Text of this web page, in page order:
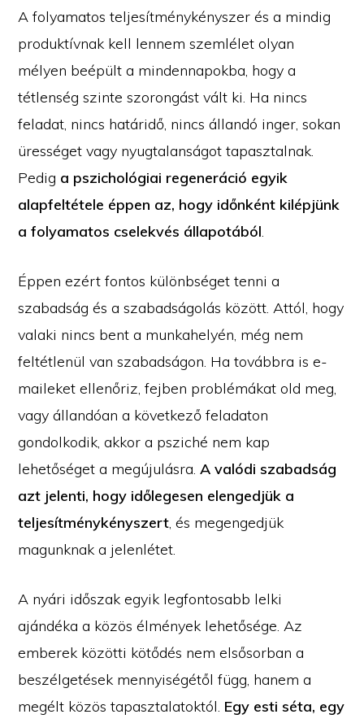
A folyamatos teljesítménykényszer és a mindig
produktívnak kell lennem szemlélet olyan
mélyen beépült a mindennapokba, hogy a
tétlenség szinte szorongást vált ki. Ha nincs
feladat, nincs határidő, nincs állandó inger, sokan
ürességet vagy nyugtalanságot tapasztalnak.
Pedig a pszichológiai regeneráció egyik
alapfeltétele éppen az, hogy időnként kilépjünk
a folyamatos cselekvés állapotából.
Éppen ezért fontos különbséget tenni a
szabadság és a szabadságolás között. Attól, hogy
valaki nincs bent a munkahelyén, még nem
feltétlenül van szabadságon. Ha továbbra is e-
maileket ellenőriz, fejben problémákat old meg,
vagy állandóan a következő feladaton
gondolkodik, akkor a psziché nem kap
lehetőséget a megújulásra.A valódi szabadság
azt jelenti, hogy időlegesen elengedjük a
teljesítménykényszert, és megengedjük
magunknak a jelenlétet.
A nyári időszak egyik legfontosabb lelki
ajándéka a közös élmények lehetősége. Az
emberek közötti kötődés nem elsősorban a
beszélgetések mennyiségétől függ, hanem a
megélt közös tapasztalatoktól. Egy esti séta, egy